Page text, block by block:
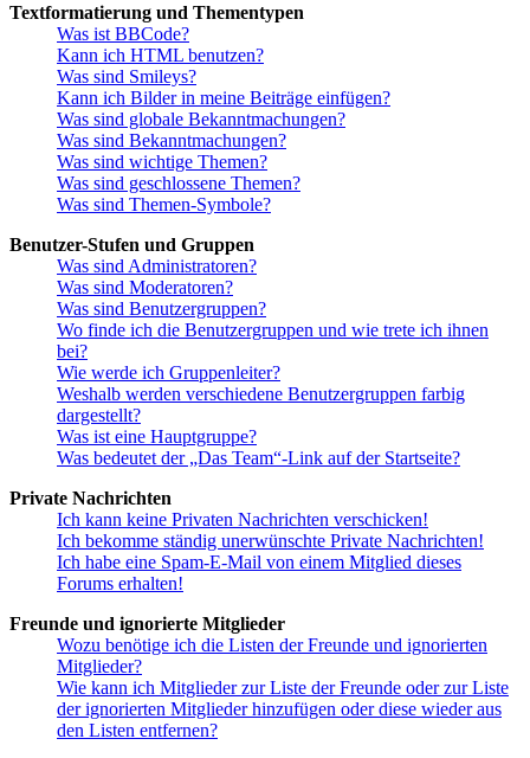
Textformatierung und Thementypen
Was ist BBCode?
Kann ich HTML benutzen?
Was sind Smileys?
Kann ich Bilder in meine Beiträge einfügen?
Was sind globale Bekanntmachungen?
Was sind Bekanntmachungen?
Was sind wichtige Themen?
Was sind geschlossene Themen?
Was sind Themen-Symbole?
Benutzer-Stufen und Gruppen
Was sind Administratoren?
Was sind Moderatoren?
Was sind Benutzergruppen?
Wo finde ich die Benutzergruppen und wie trete ich ihnen
bei?
Wie werde ich Gruppenleiter?
Weshalb werden verschiedene Benutzergruppen farbig
dargestellt?
Was ist eine Hauptgruppe?
Was bedeutet der „Das Team“-Link auf der Startseite?
Private Nachrichten
Ich kann keine Privaten Nachrichten verschicken!
Ich bekomme ständig unerwünschte Private Nachrichten!
Ich habe eine Spam-E-Mail von einem Mitglied dieses
Forums erhalten!
Freunde und ignorierte Mitglieder
Wozu benötige ich die Listen der Freunde und ignorierten
Mitglieder?
Wie kann ich Mitglieder zur Liste der Freunde oder zur Liste
der ignorierten Mitglieder hinzufügen oder diese wieder aus
den Listen entfernen?